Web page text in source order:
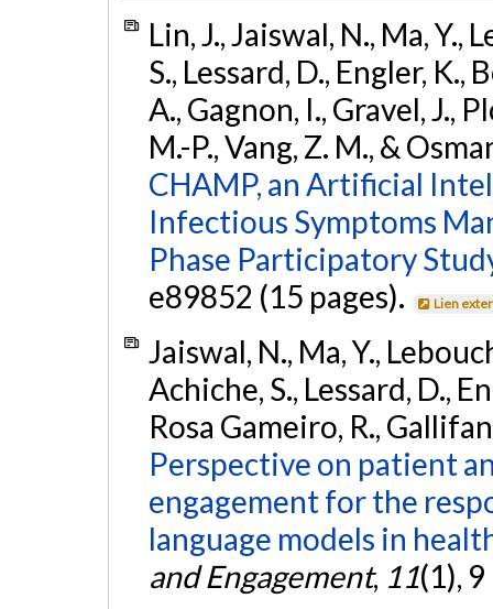
Lin, J., Jaiswal, N., Ma, Y.,
S., Lessard, D., Engler,
A., Gagnon, I., Gravel, J.,
M.-P., Vang, Z. M., &
CHAMP, an Artificial
Infectious Symptoms
Phase Participatory
e89852 (15 pages).
Lien
Jaiswal, N., Ma, Y.,
Achiche, S., Lessard, D.,
Rosa Gameiro, R.,
Perspective on patient
engagement for the
language models in
and Engagement, 11(1),